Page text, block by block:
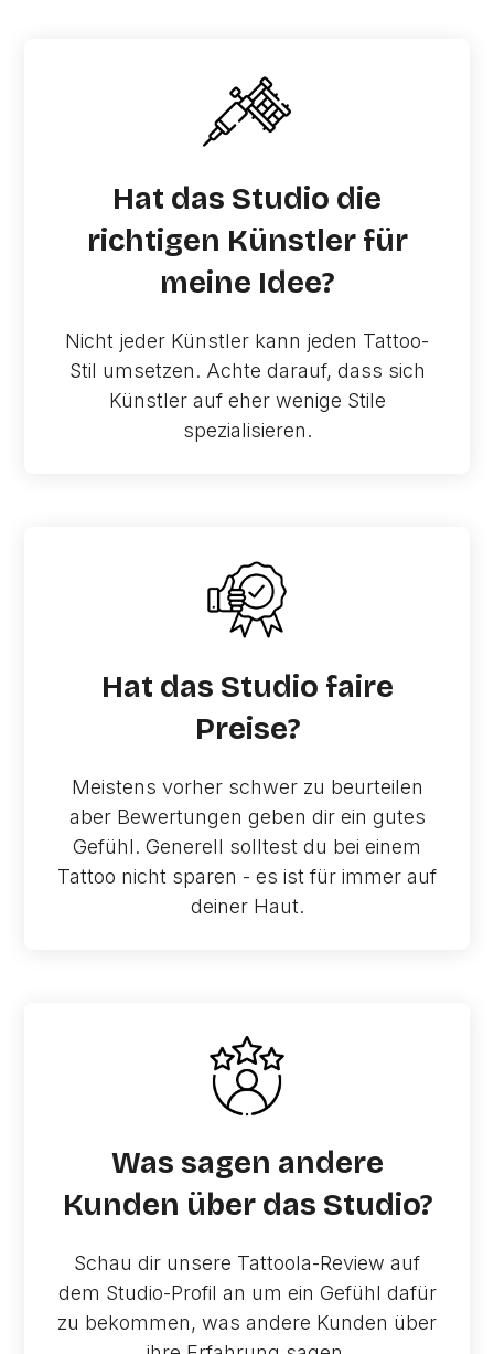
Hat das Studio die
richtigen Künstler für
meine Idee?
Nicht jeder Künstler kann jeden Tattoo-
Stil umsetzen. Achte darauf, dass sich
Künstler auf eher wenige Stile
spezialisieren.
Hat das Studio faire
Preise?
Meistens vorher schwer zu beurteilen
aber Bewertungen geben dir ein gutes
Gefühl. Generell solltest du bei einem
Tattoo nicht sparen - es ist für immer auf
deiner Haut.
Was sagen andere
Kunden über das Studio?
Schau dir unsere Tattoola-Review auf
dem Studio-Profil an um ein Gefühl dafür
zu bekommen, was andere Kunden über